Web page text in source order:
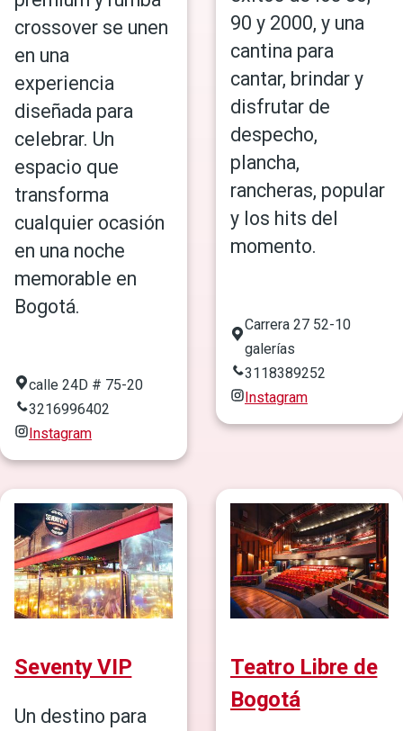
crossover se unen
en una
experiencia
diseñada para
celebrar. Un
espacio que
transforma
cualquier ocasión
en una noche
memorable en
Bogotá.
calle 24D # 75-20
3216996402
Instagram
90 y 2000, y una
cantina para
cantar, brindar y
disfrutar de
despecho,
plancha,
rancheras, popular
y los hits del
momento.
Carrera 27 52-10
galerías
3118389252
Instagram
Seventy VIP
Un destino para
Teatro Libre de
Bogotá